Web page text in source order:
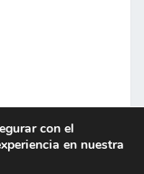
con el
en nuestra